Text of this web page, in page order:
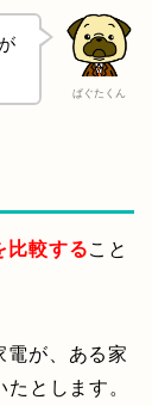
ぱぐたくん
比較すること
電が、ある家
とします。